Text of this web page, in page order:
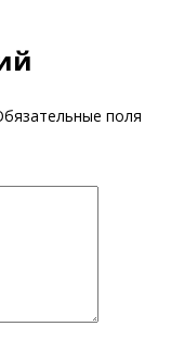
поля